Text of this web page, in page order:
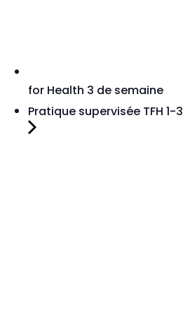
for Health 3 de semaine
Pratique supervisée TFH 1-3